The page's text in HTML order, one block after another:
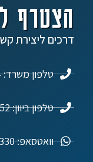
הצטרף
דרכים ליצירת
טלפון משרד: 04-6360664
טלפון ביוון: 30-6985602452
וואטסאפ: 055-9908330